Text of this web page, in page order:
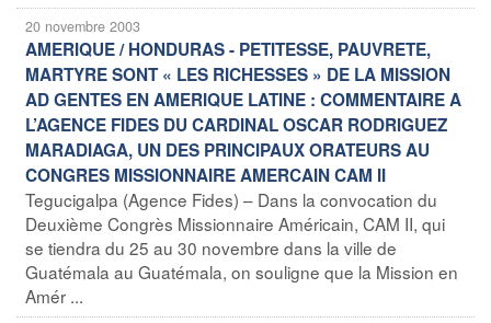
20 novembre 2003
AMERIQUE / HONDURAS - PETITESSE, PAUVRETE,
MARTYRE SONT « LES RICHESSES » DE LA MISSION
AD GENTES EN AMERIQUE LATINE : COMMENTAIRE A
L’AGENCE FIDES DU CARDINAL OSCAR RODRIGUEZ
MARADIAGA, UN DES PRINCIPAUX ORATEURS AU
CONGRES MISSIONNAIRE AMERCAIN CAM II
Tegucigalpa (Agence Fides) – Dans la convocation du
Deuxième Congrès Missionnaire Américain, CAM II, qui
se tiendra du 25 au 30 novembre dans la ville de
Guatémala au Guatémala, on souligne que la Mission en
Amér ...